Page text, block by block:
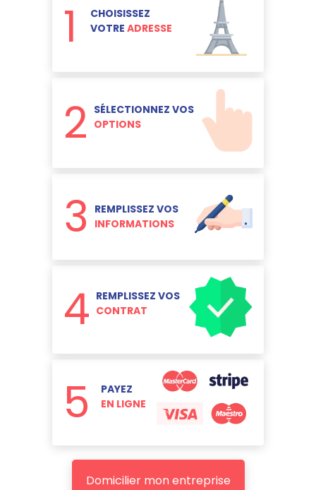
1
CHOISISSEZ
VOTRE ADRESSE
2 SÉLECTIONNEZ VOS
OPTIONS
3
REMPLISSEZ VOS
INFORMATIONS
4 REMPLISSEZ VOS
CONTRAT
5
PAYEZ
EN LIGNE
Domicilier mon entreprise